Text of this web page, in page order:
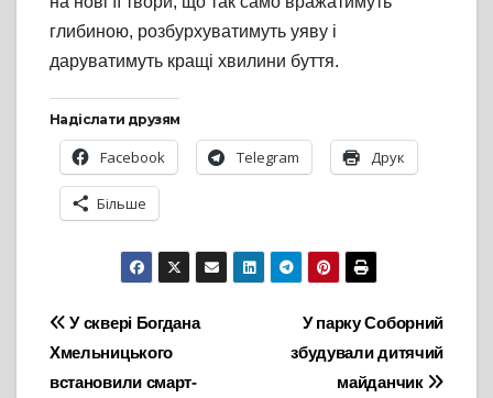
глибиною, розбурхуватимуть уяву і
даруватимуть кращі хвилини буття.
Надіслати друзям
Facebook Telegram Друк
Більше
Навігація
записів
У парку Соборний
збудували дитячий
майданчик
У сквері Богдана
Хмельницького
встановили смарт-